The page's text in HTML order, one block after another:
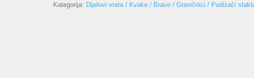
Kategorija: Dijelovi vrata / Kvake / Brave / Graničnici / Podizači